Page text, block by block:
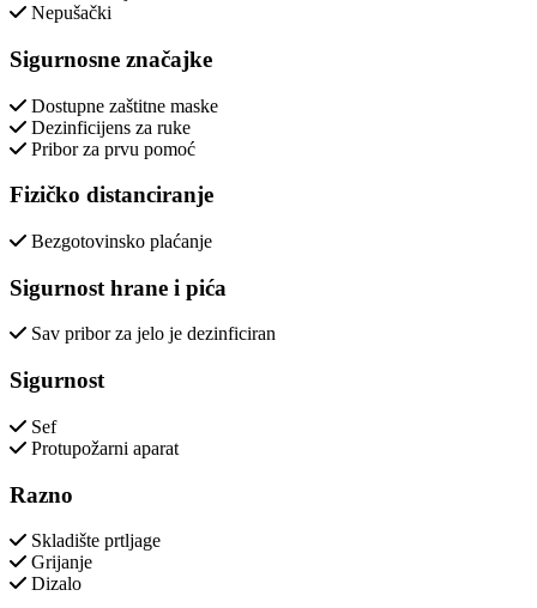
Nepušački
Sigurnosne značajke
Dostupne zaštitne maske
Dezinficijens za ruke
Pribor za prvu pomoć
Fizičko distanciranje
Bezgotovinsko plaćanje
Sigurnost hrane i pića
Sav pribor za jelo je dezinficiran
Sigurnost
Sef
Protupožarni aparat
Razno
Skladište prtljage
Grijanje
Dizalo